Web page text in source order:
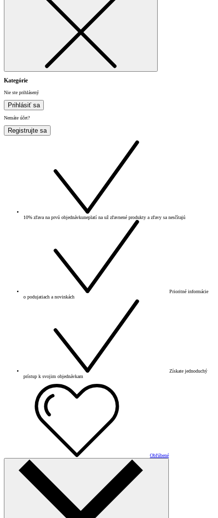
Kategórie
Nie ste prihlásený
Prihlásiť sa
Nemáte účet?
Registrujte sa
10% zľava na prvú objednávkuneplatí na už zľavnené produkty a zľavy sa nesčítajú
Prioritné informácie
o podujatiach a novinkách
Získate jednoduchý
prístup k svojim objednávkam
Obľúbené